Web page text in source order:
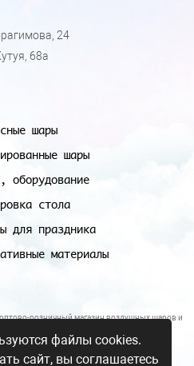
шары
шары
оборудование
стола
для праздника
материалы
24
68а
розничный магазин воздушных шаров и
не являются публичной офертой.
файлы cookies.
сайт, вы соглашаетесь